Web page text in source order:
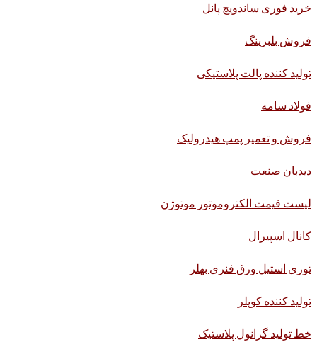
خرید فوری ساندویچ پانل
فروش بلبرینگ
تولید کننده پالت پلاستیکی
فولاد سامه
فروش و تعمیر پمپ هیدرولیک
دیدبان صنعت
لیست قیمت الکتروموتور موتوژن
کانال اسپیرال
توری استیل ورق فنری بهلر
تولید کننده کوپلر
خط تولید گرانول پلاستیک